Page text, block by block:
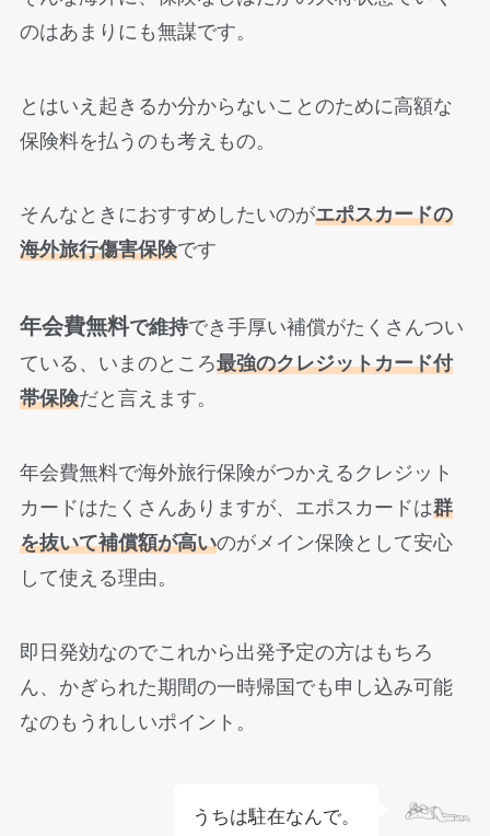
のはあまりにも無謀です。
とはいえ起きるか分からないことのために高額な
保険料を払うのも考えもの。
そんなときにおすすめしたいのがエポスカードの
海外旅行傷害保険です
年会費無料で維持でき手厚い補償がたくさんつい
ている、いまのところ最強のクレジットカード付
帯保険だと言えます。
年会費無料で海外旅行保険がつかえるクレジット
カードはたくさんありますが、エポスカードは群
を抜いて補償額が高いのがメイン保険として安心
して使える理由。
即日発効なのでこれから出発予定の方はもちろ
ん、かぎられた期間の一時帰国でも申し込み可能
なのもうれしいポイント。
うちは駐在なんで。